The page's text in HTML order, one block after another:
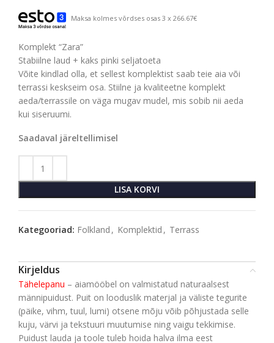
Maksa kolmes võrdses osas 3 x 266.67€
Komplekt “Zara”
Stabiilne laud + kaks pinki seljatoeta
Võite kindlad olla, et sellest komplektist saab teie aia või
terrassi keskseim osa. Stiilne ja kvaliteetne komplekt
aeda/terrassile on väga mugav mudel, mis sobib nii aeda
kui siseruumi.
Saadaval järeltellimisel
LISA KORVI
Kategooriad: Folkland , Komplektid , Terrass
Kirjeldus
Tähelepanu – aiamööbel on valmistatud naturaalsest
männipuidust. Puit on looduslik materjal ja väliste tegurite
(päike, vihm, tuul, lumi) otsene mõju võib põhjustada selle
kuju, värvi ja tekstuuri muutumise ning vaigu tekkimise.
Puidust lauda ja toole tuleb hoida halva ilma eest